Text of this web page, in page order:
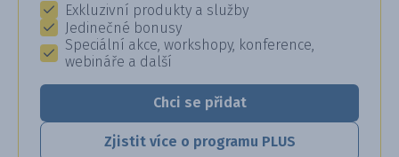
Exkluzivní produkty a služby
Jedinečné bonusy
Speciální akce, workshopy, konference,
webináře a další
Chci se přidat
Zjistit více o programu PLUS